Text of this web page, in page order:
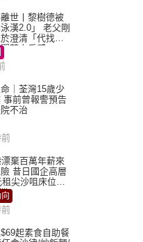
世丨黎樹德被
漢2.0」 老父剛
澄清「代找卡
惹人反感
｜荃灣15歲少
事前曾報警預告
不治
前
棄百萬年薪來
昔日國企高層
租尖沙咀床位｜
前
起素食自助餐